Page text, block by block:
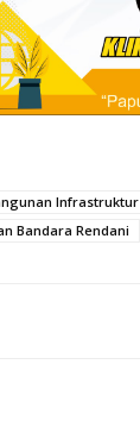
Infrastruktur
Bandara Rendani